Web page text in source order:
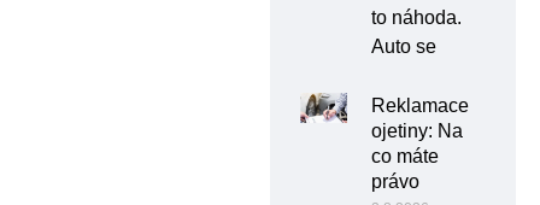
to náhoda.
Auto se
Reklamace
ojetiny: Na
co máte
právo